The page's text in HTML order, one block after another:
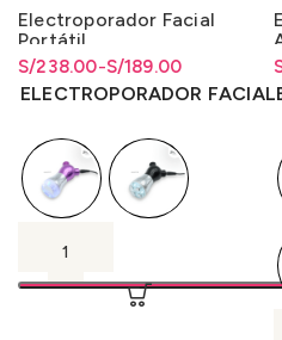
Electroporador Facial
Portátil
S/189.00
-
S/238.00
Rango de precios: desde
S/189.00 hasta S/238.00
Rango de precios: desde
S/ 189.00hastaS/238.00
ELECTROPORADOR